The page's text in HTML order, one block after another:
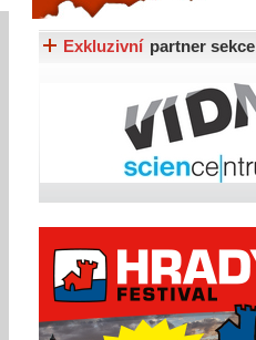
Exkluzivní partner sekce